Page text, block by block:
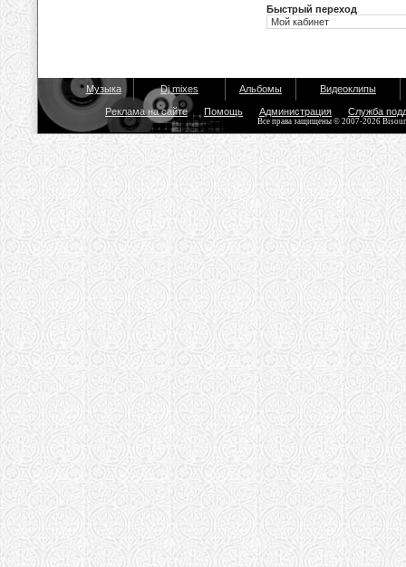
Быстрый переход
Музыка Dj mixes Альбомы Видеоклипы
Реклама на сайте Помощь Администрация Служба
Все права защищены © 2007-2026